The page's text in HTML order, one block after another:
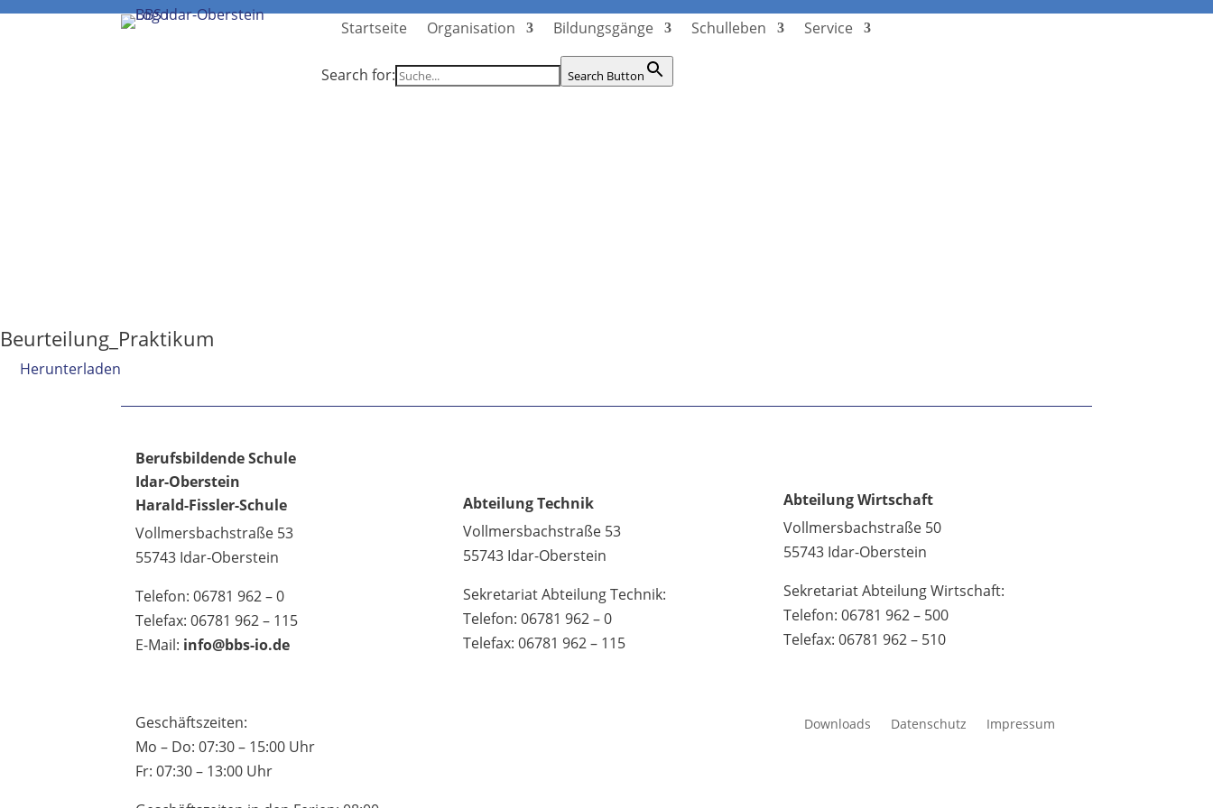
Startseite Organisation Bildungsgänge Schulleben Service
Search for: Search Button
Beurteilung_Praktikum
Herunterladen
Berufsbildende Schule
Idar-Oberstein
Harald-Fissler-Schule
Vollmersbachstraße 53
55743 Idar-Oberstein
Telefon: 06781 962 – 0
Telefax: 06781 962 – 115
E-Mail: info@bbs-io.de
Abteilung Technik
Vollmersbachstraße 53
55743 Idar-Oberstein
Sekretariat Abteilung Technik:
Telefon: 06781 962 – 0
Telefax: 06781 962 – 115
Abteilung Wirtschaft
Vollmersbachstraße 50
55743 Idar-Oberstein
Sekretariat Abteilung Wirtschaft:
Telefon: 06781 962 – 500
Telefax: 06781 962 – 510
Geschäftszeiten:
Mo – Do: 07:30 – 15:00 Uhr
Fr: 07:30 – 13:00 Uhr
Downloads Datenschutz Impressum